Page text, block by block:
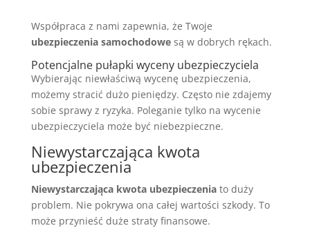
Współpraca z nami zapewnia, że Twoje
ubezpieczenia samochodowesą w dobrych rękach.
Potencjalne pułapki wyceny ubezpieczyciela
Wybierając niewłaściwą wycenę ubezpieczenia,
możemy stracić dużo pieniędzy. Często nie zdajemy
sobie sprawy z ryzyka. Poleganie tylko na wycenie
ubezpieczyciela może być niebezpieczne.
Niewystarczająca kwota
ubezpieczenia
Niewystarczająca kwota ubezpieczeniato duży
problem. Nie pokrywa ona całej wartości szkody. To
może przynieść duże straty finansowe.